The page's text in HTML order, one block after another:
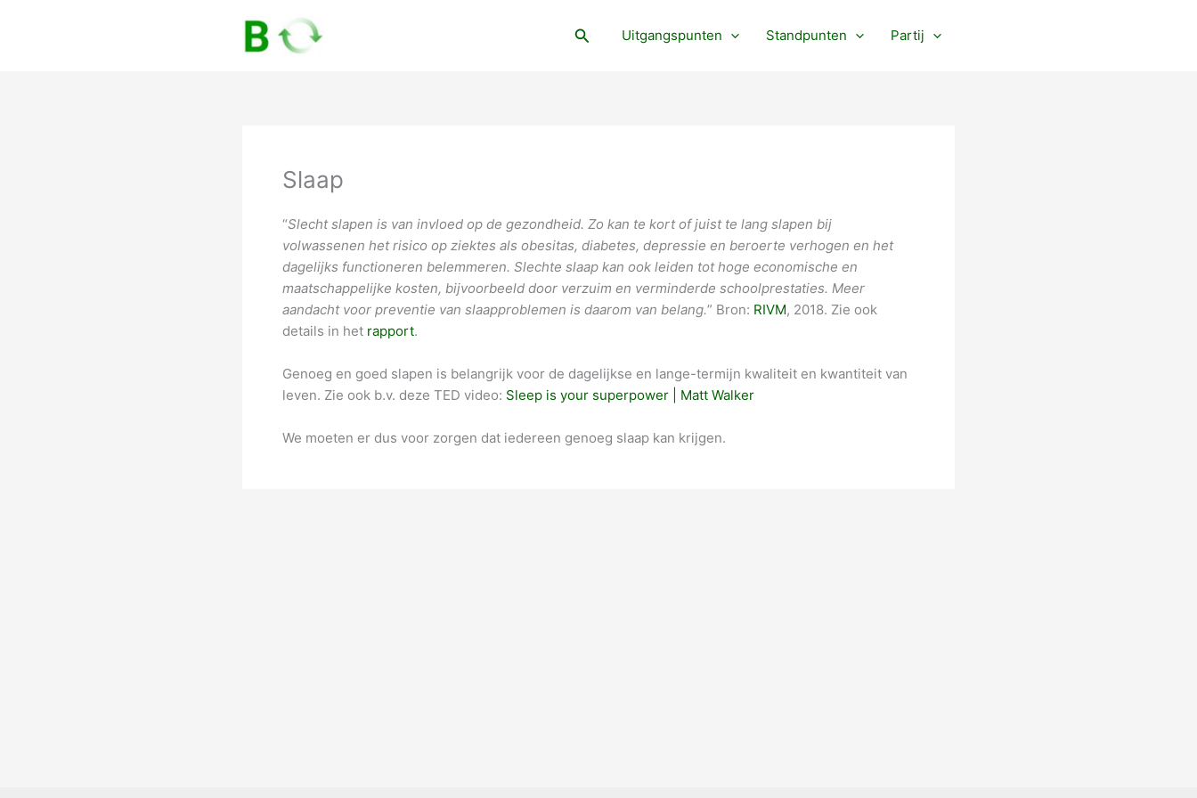
SearchUitgangspunten Standpunten Partij
Slaap
“Slecht slapen is van invloed op de gezondheid. Zo kan te kort of juist te lang slapen bij
volwassenen het risico op ziektes als obesitas, diabetes, depressie en beroerte verhogen en het
dagelijks functioneren belemmeren. Slechte slaap kan ook leiden tot hoge economische en
maatschappelijke kosten, bijvoorbeeld door verzuim en verminderde schoolprestaties. Meer
aandacht voor preventie van slaapproblemen is daarom van belang.” Bron: RIVM, 2018. Zie ook
details in het rapport.
Genoeg en goed slapen is belangrijk voor de dagelijkse en lange-termijn kwaliteit en kwantiteit van
leven. Zie ook b.v. deze TED video: Sleep is your superpower | Matt Walker
We moeten er dus voor zorgen dat iedereen genoeg slaap kan krijgen.